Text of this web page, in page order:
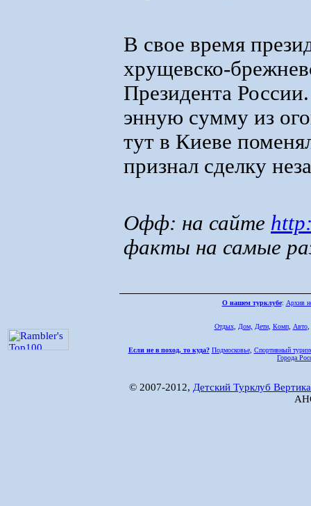
В свое время
хрущевско-
Президента
энную сумму из
тут в Киеве
признал сделку
Офф: на сайте
факты на самые
О нашем турклубе: Архив
Отдых, Дом, Дети, Комп, Авто,
Если не в поход, то куда? Подмосковье, Спортивный
Города
© 2007-2012, Детский Турклуб